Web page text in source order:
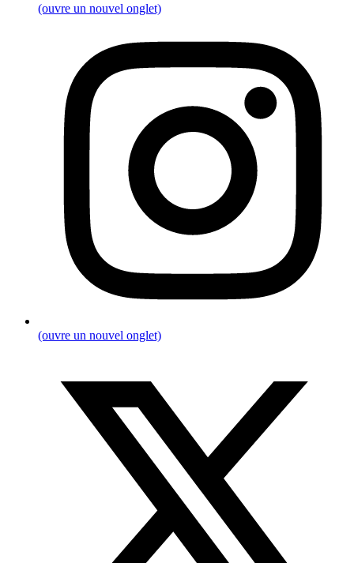
(ouvre un nouvel onglet)
(ouvre un nouvel onglet)